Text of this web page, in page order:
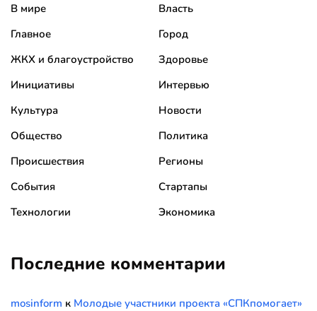
В мире
Власть
Главное
Город
ЖКХ и благоустройство
Здоровье
Инициативы
Интервью
Культура
Новости
Общество
Политика
Происшествия
Регионы
События
Стартапы
Технологии
Экономика
Последние комментарии
mosinform к Молодые участники проекта «СПКпомогает»